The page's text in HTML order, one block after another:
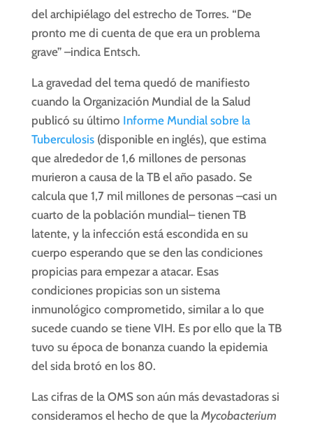
del archipiélago del estrecho de Torres. “De
pronto me di cuenta de que era un problema
grave” –indica Entsch.
La gravedad del tema quedó de manifiesto
cuando la Organización Mundial de la Salud
publicó su último Informe Mundial sobre la
Tuberculosis(disponible en inglés), que estima
que alrededor de 1,6 millones de personas
murieron a causa de la TB el año pasado. Se
calcula que 1,7 mil millones de personas –casi un
cuarto de la población mundial– tienen TB
latente, y la infección está escondida en su
cuerpo esperando que se den las condiciones
propicias para empezar a atacar. Esas
condiciones propicias son un sistema
inmunológico comprometido, similar a lo que
sucede cuando se tiene VIH. Es por ello que la TB
tuvo su época de bonanza cuando la epidemia
del sida brotó en los 80.
Las cifras de la OMS son aún más devastadoras si
consideramos el hecho de que la Mycobacterium